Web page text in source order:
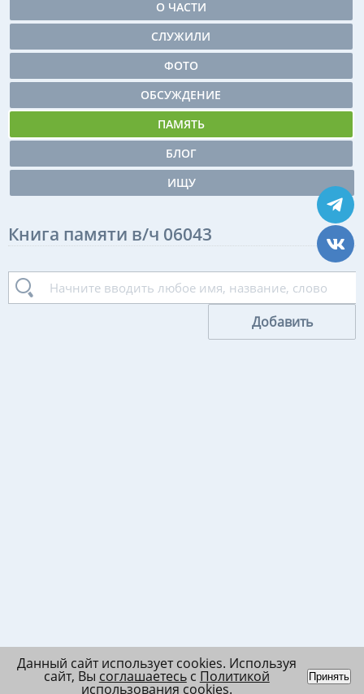
О ЧАСТИ
СЛУЖИЛИ
ФОТО
ОБСУЖДЕНИЕ
ПАМЯТЬ
БЛОГ
ИЩУ
Книга памяти в/ч 06043
Добавить
Данный сайт использует cookies. Используя
сайт, Вы соглашаетесьс Политикой
использования cookies.
Принять